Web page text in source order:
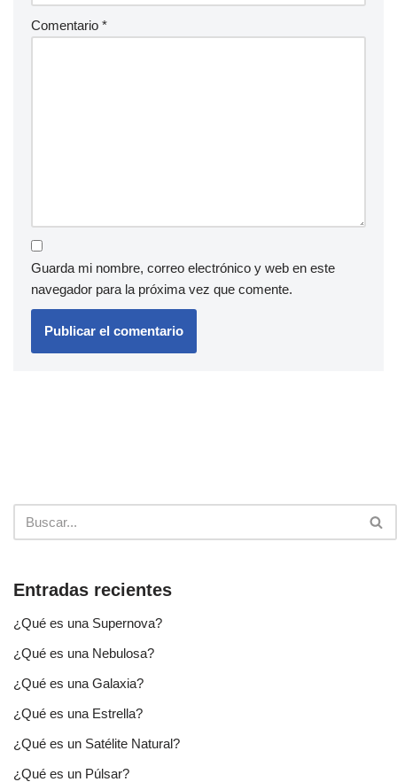
Comentario *
Guarda mi nombre, correo electrónico y web en este
navegador para la próxima vez que comente.
Entradas recientes
¿Qué es una Supernova?
¿Qué es una Nebulosa?
¿Qué es una Galaxia?
¿Qué es una Estrella?
¿Qué es un Satélite Natural?
¿Qué es un Púlsar?